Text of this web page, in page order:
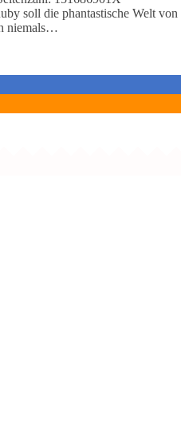
soll die phantastische Welt von
niemals…